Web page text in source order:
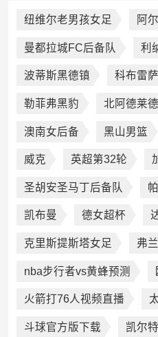
纽维尔老男孩女足 阿
曼都拉城FC后备队 利
波蒂斯黑德镇 科布雷
勒菲弗黑豹 北阿德莱
澳南女后备 黑山男篮
威克 英超第32轮
圣胡安圣马丁后备队
凯布曼 德女超杯
克里斯提斯塔女足 弗
nba步行者vs黄蜂预测
火箭打76人视频直播
斗球官方版下载 凯尔